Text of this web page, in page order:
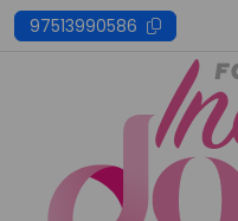
Skip
to
97513990586